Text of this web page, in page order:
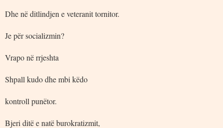
Dhe në ditlindjen e veteranit tornitor.
Je për socializmin?
Vrapo në rrjeshta
Shpall kudo dhe mbi këdo
kontroll punëtor.
Bjeri ditë e natë burokratizmit,